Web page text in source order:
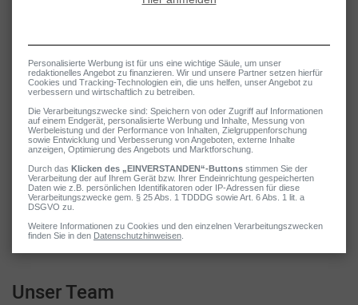
Veröffentlichungen des Robert-Koch-Instituts oder der
Deutschen Gesellschaft für Allergologie und klinische
Immunologie e.V. (DGAKI).
Aktualität:Unsere Texte werden regelmässig überprüft und bei
Bedarf aktualisiert, um neue Erkenntnisse zu berücksichtigen.
Transparenz:Werbung und kommerzielle Inhalte sind deutlich
gekennzeichnet. Affiliate-Links werden als solche ausgewiesen
und beeinflussen unsere redaktionelle Arbeit nicht.
Unabhängigkeit:Behandeln.de arbeitet inhaltlich streng
unabhängig von Herstellern und Pharmakonzernen.
Unser Team